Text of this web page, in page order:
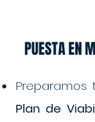
PUESTA EN
Preparamos
Plan de